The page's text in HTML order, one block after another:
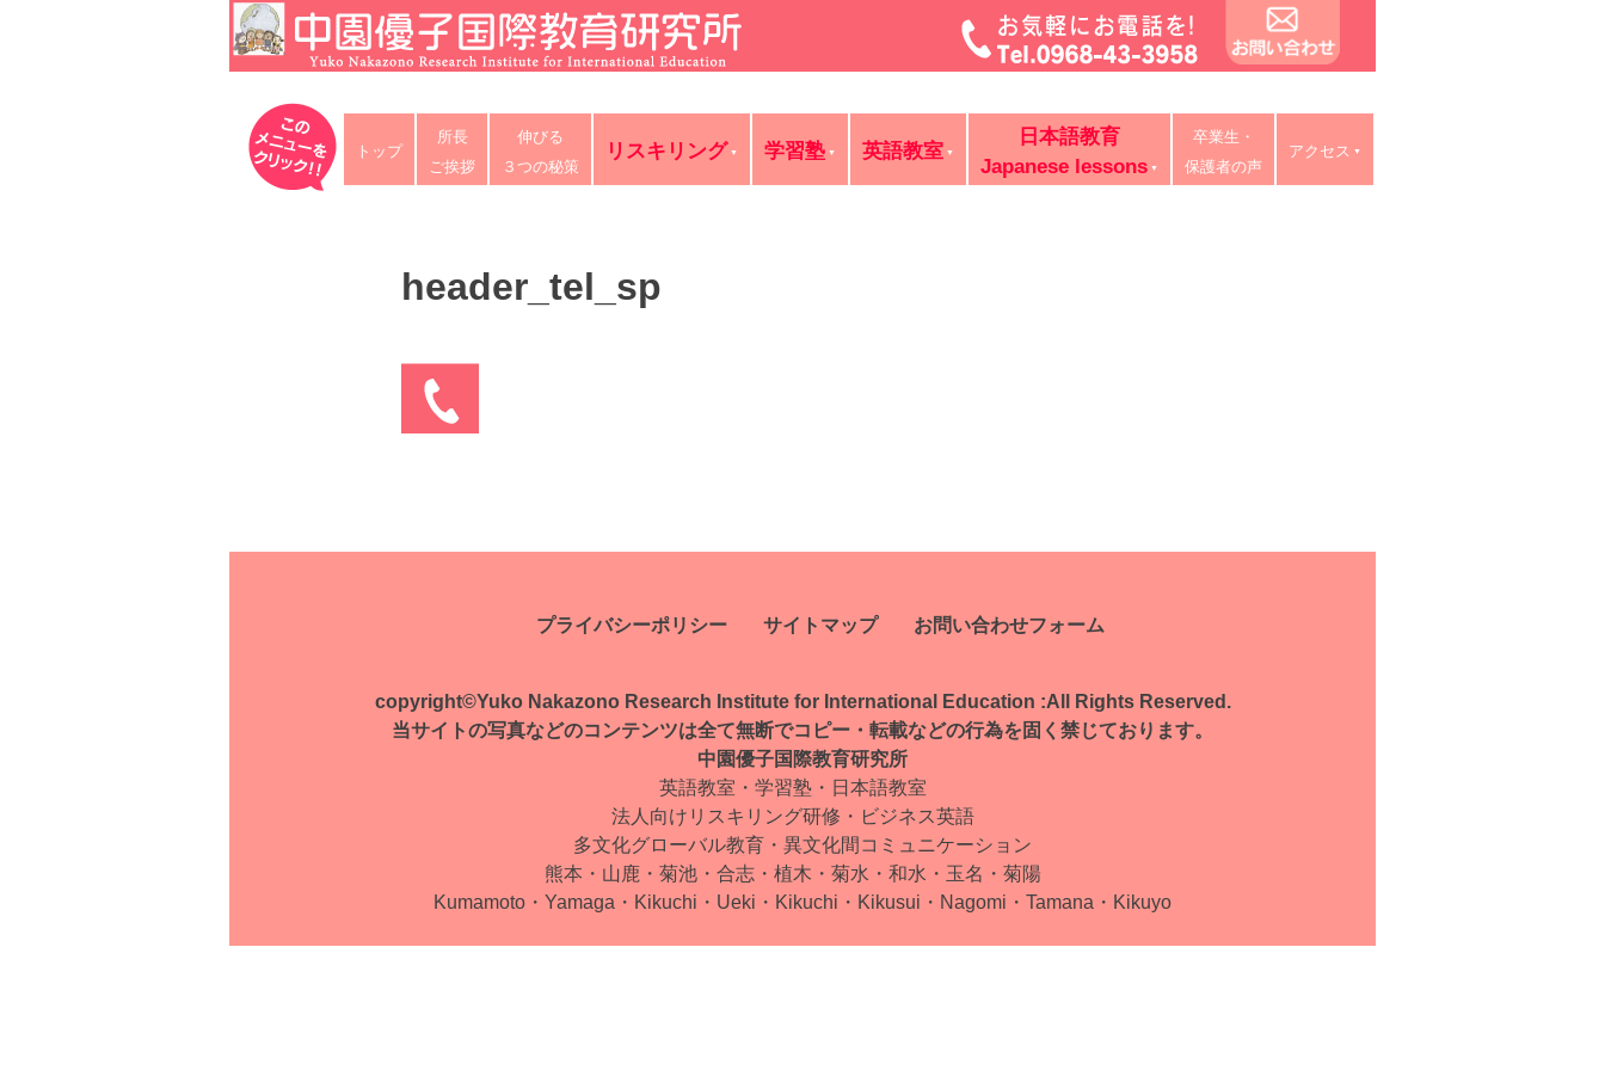
Skip
to
content
中園優子国際教育研究所
公式ホームページ、熊本県の山鹿・菊池・合志・植木で大評判の英語教室・学習塾・日本語教室・タイ語教室・リスキリング研修。中学・高校・大学受験に有利
な英語を中心に「合格請負人」と評判の講師が個別レッスン。ビジネス英語、企業研修。オンライン授業、出張講義、家庭教師も対応。
トップ
所長
ご挨拶
伸びる
３つの秘策
リスキリング 学習塾 英語教室
日本語教育
Japanese lessons
卒業生・
保護者の声
アクセス
header_tel_sp
稿
ゲ
ー
プライバシーポリシー サイトマップ お問い合わせフォーム
copyright©Yuko Nakazono Research Institute for International Education :All Rights Reserved.
当サイトの写真などのコンテンツは全て無断でコピー・転載などの行為を固く禁じております。
中園優子国際教育研究所
英語教室・学習塾・日本語教室
法人向けリスキリング研修・ビジネス英語
多文化グローバル教育・ 異文化間コミュニケーション
熊本・山鹿・菊池・合志・植木・ 菊水・和水・玉名・菊陽
Kumamoto・Yamaga・Kikuchi・Ueki・ Kikuchi・Kikusui・Nagomi・ Tamana・Kikuyo